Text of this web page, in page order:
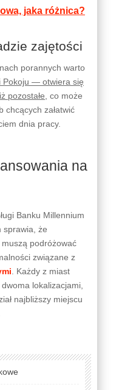
jaka różnica?
zajętości
porannych warto
Pokoju — otwiera się
pozostałe , co może
chcących załatwić
dnia pracy.
na
Banku Millennium
sprawia, że
podróżować
związane z
. Każdy z miast
lokalizacjami,
najbliższy miejscu